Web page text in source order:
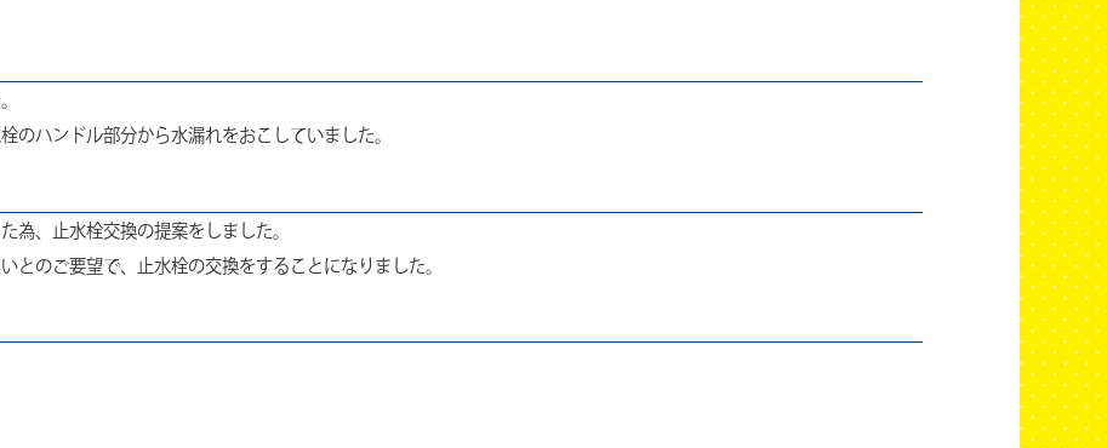
のハンドル部分から水漏れをおこしていました。
為、止水栓交換の提案をしました。
とのご要望で、止水栓の交換をすることになりました。